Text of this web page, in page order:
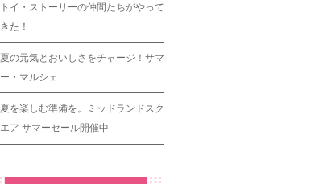
トイ・ストーリーの仲間たちがやって
きた！
夏の元気とおいしさをチャージ！サマ
ー・マルシェ
夏を楽しむ準備を。ミッドランドスク
エア サマーセール開催中